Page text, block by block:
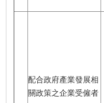
配合政府產業發展相
關政策之企業受僱者